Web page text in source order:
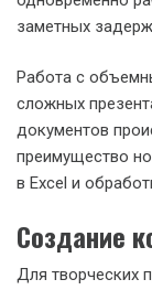
учитывая
При просмотре
автономной
ASUS Zenbook
работы вдали от
задачах:
создания